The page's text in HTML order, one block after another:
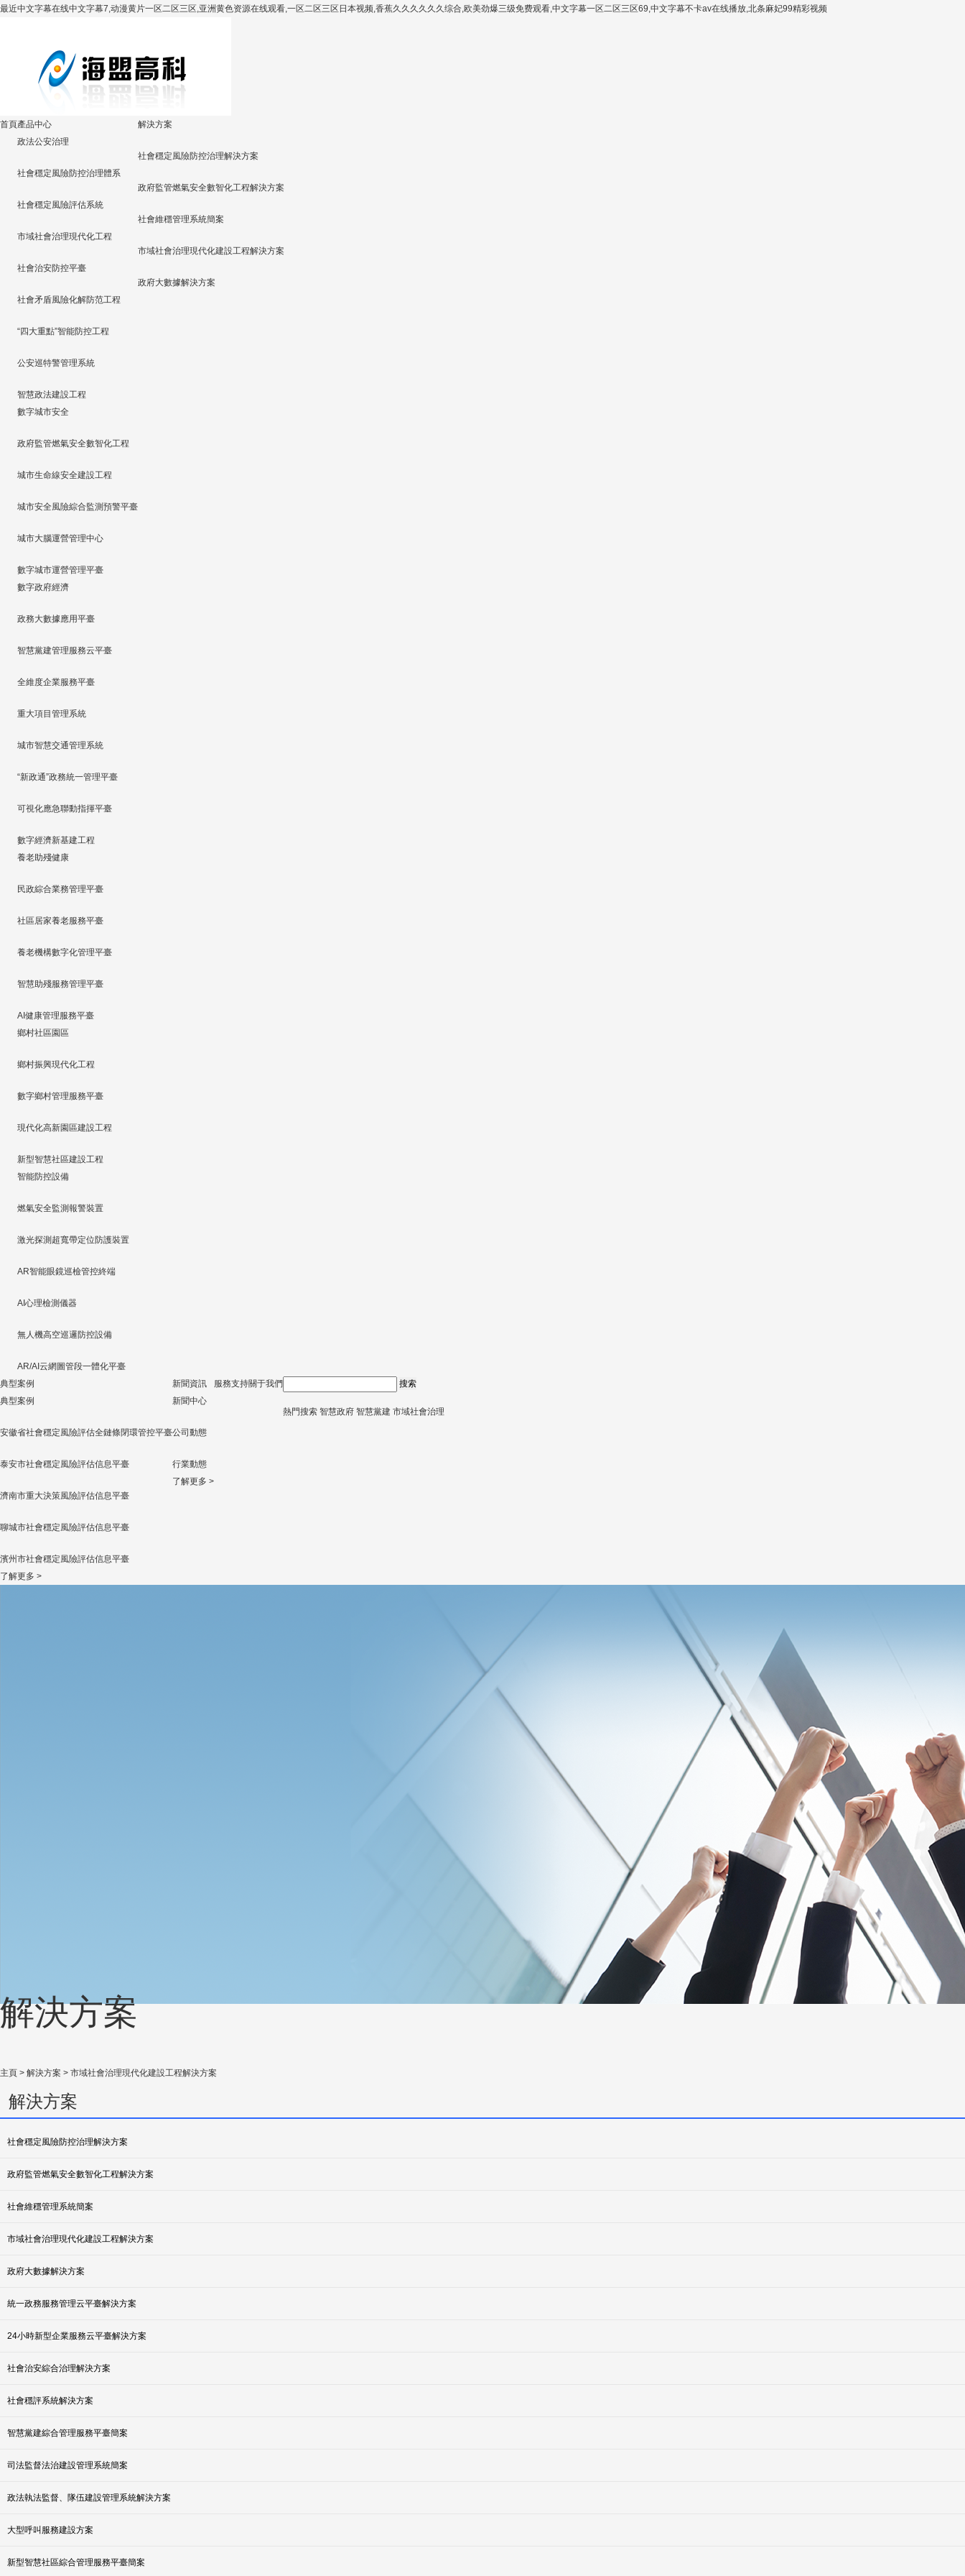
最近中文字幕在线中文字幕7,动漫黄片一区二区三区,亚洲黄色资源在线观看,一区二区三区日本视频,香蕉久久久久久久综合,欧美劲爆三级免费观看,中文字幕一区二区三区69,中文字幕不卡av在线播放,北条麻妃99精彩视频
首頁產品中心
政法公安治理
社會穩定風險防控治理體系
社會穩定風險評估系統
市域社會治理現代化工程
社會治安防控平臺
社會矛盾風險化解防范工程
“四大重點”智能防控工程
公安巡特警管理系統
智慧政法建設工程
數字城市安全
政府監管燃氣安全數智化工程
城市生命線安全建設工程
城市安全風險綜合監測預警平臺
城市大腦運營管理中心
數字城市運營管理平臺
數字政府經濟
政務大數據應用平臺
智慧黨建管理服務云平臺
全維度企業服務平臺
重大項目管理系統
城市智慧交通管理系統
“新政通”政務統一管理平臺
可視化應急聯動指揮平臺
數字經濟新基建工程
養老助殘健康
民政綜合業務管理平臺
社區居家養老服務平臺
養老機構數字化管理平臺
智慧助殘服務管理平臺
AI健康管理服務平臺
鄉村社區園區
鄉村振興現代化工程
數字鄉村管理服務平臺
現代化高新園區建設工程
新型智慧社區建設工程
智能防控設備
燃氣安全監測報警裝置
激光探測超寬帶定位防護裝置
AR智能眼鏡巡檢管控終端
AI心理檢測儀器
無人機高空巡邏防控設備
AR/AI云網圖管段一體化平臺
解決方案
社會穩定風險防控治理解決方案
政府監管燃氣安全數智化工程解決方案
社會維穩管理系統簡案
市域社會治理現代化建設工程解決方案
政府大數據解決方案
典型案例
典型案例
安徽省社會穩定風險評估全鏈條閉環管控平臺
泰安市社會穩定風險評估信息平臺
濟南市重大決策風險評估信息平臺
聊城市社會穩定風險評估信息平臺
濱州市社會穩定風險評估信息平臺
了解更多 >
新聞資訊
新聞中心
公司動態
行業動態
了解更多 >
服務支持關于我們 搜索
熱門搜索 智慧政府 智慧黨建 市域社會治理
解決方案
主頁 > 解決方案 > 市域社會治理現代化建設工程解決方案
解決方案
社會穩定風險防控治理解決方案
政府監管燃氣安全數智化工程解決方案
社會維穩管理系統簡案
市域社會治理現代化建設工程解決方案
政府大數據解決方案
統一政務服務管理云平臺解決方案
24小時新型企業服務云平臺解決方案
社會治安綜合治理解決方案
社會穩評系統解決方案
智慧黨建綜合管理服務平臺簡案
司法監督法治建設管理系統簡案
政法執法監督、隊伍建設管理系統解決方案
大型呼叫服務建設方案
新型智慧社區綜合管理服務平臺簡案